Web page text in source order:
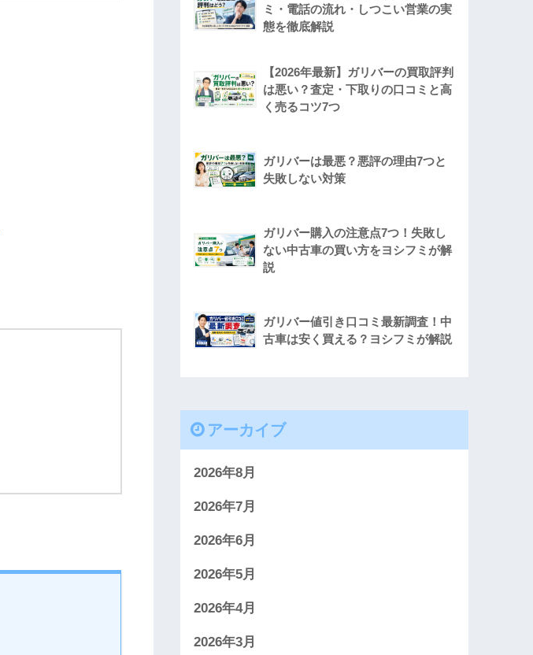
ミ・電話の流れ・しつこい営業の実
態を徹底解説
【2026年最新】ガリバーの買取評判
は悪い？査定・下取りの口コミと高
く売るコツ7つ
ガリバーは最悪？悪評の理由7つと
失敗しない対策
ガリバー購入の注意点7つ！失敗し
ない中古車の買い方をヨシフミが解
説
ガリバー値引き口コミ最新調査！中
古車は安く買える？ヨシフミが解説
アーカイブ
2026年8月
2026年7月
2026年6月
2026年5月
2026年4月
2026年3月